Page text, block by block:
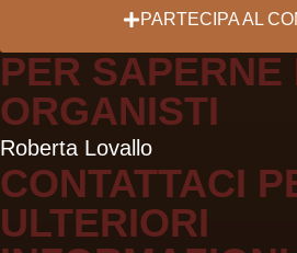
PARTECIPAAL
PER SAPERNE
ORGANISTI
Roberta Lovallo
CONTATTACI
ULTERIORI